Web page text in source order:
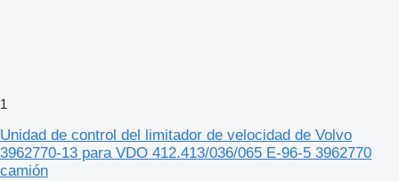
1
Unidad de control del limitador de velocidad de Volvo
3962770-13 para VDO 412.413/036/065 E-96-5 3962770
camión